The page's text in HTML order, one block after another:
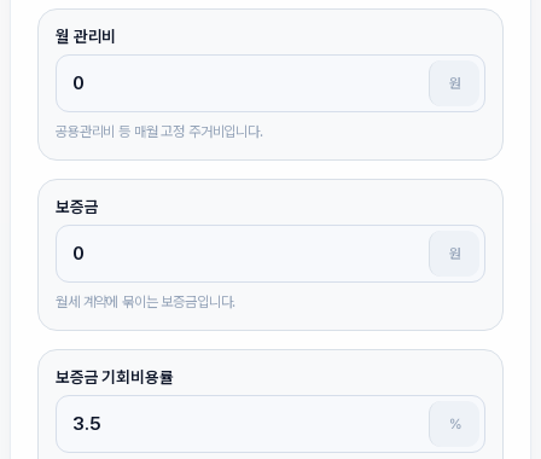
월 관리비
원
공용관리비 등 매월 고정 주거비입니다.
보증금
원
월세 계약에 묶이는 보증금입니다.
보증금 기회비용률
%